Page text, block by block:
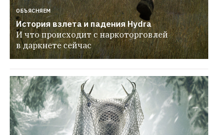
ОБЪЯСНЯЕМ
История взлета и падения Hydra
И что происходит с наркоторговлей
в даркнете сейчас